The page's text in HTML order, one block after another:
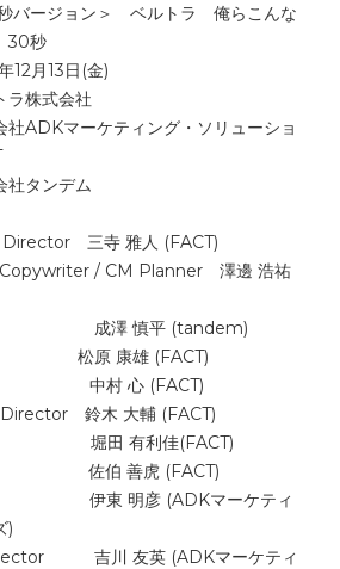
ン＞ ベルトラ 俺らこんな
30秒
月13日(金)
株式会社
社ADKマーケティング・ソリューショ
タンデム
三寺 雅人 (FACT)
/ CM Planner 澤邊 浩祐
澤 慎平 (tandem)
原 康雄 (FACT)
村 心 (FACT)
鈴木 大輔 (FACT)
田 有利佳(FACT)
佐伯 善虎 (FACT)
伊東 明彦 (ADKマーケティ
)
吉川 友英 (ADKマーケティ